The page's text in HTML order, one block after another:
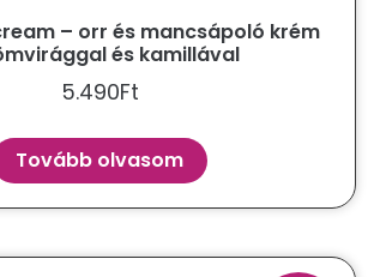
– orr és mancsápoló krém
és kamillával
5.490Ft
Tovább olvasom